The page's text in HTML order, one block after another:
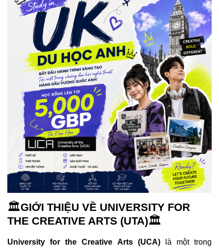
🏛️GIỚI THIỆU VỀ UNIVERSITY FOR
THE CREATIVE ARTS (UTA)🏛️
University for the Creative Arts (UCA)là một trong